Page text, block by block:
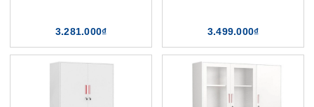
3.281.000₫ 3.499.000₫